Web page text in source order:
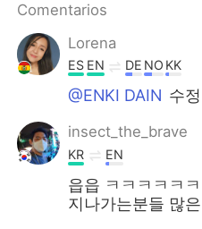
日本語
Русский
Indonesia
Türkçe
Português
Comentarios
Lorena
ES EN DE NO KK
@ENKI DAIN 수
insect_the_brave
KR EN
읍읍 ㅋㅋㅋㅋㅋ
지나가는분들 많